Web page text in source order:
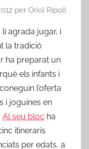
per Oriol Ripoll
li agrada jugar, i
la tradició
ha preparat un
els infants i
l’oferta
i joguines en
Al seu bloc ha
itineraris
per edats, a